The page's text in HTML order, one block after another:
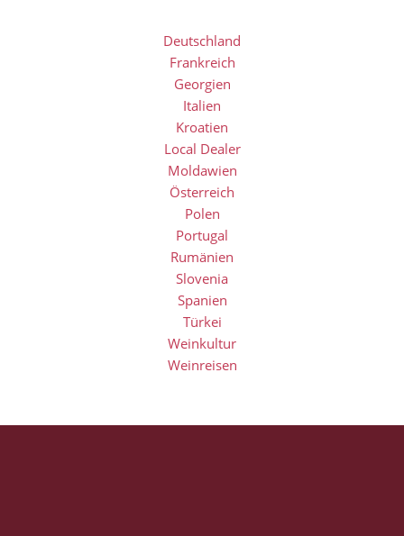
Deutschland
Frankreich
Georgien
Italien
Kroatien
Local Dealer
Moldawien
Österreich
Polen
Portugal
Rumänien
Slovenia
Spanien
Türkei
Weinkultur
Weinreisen